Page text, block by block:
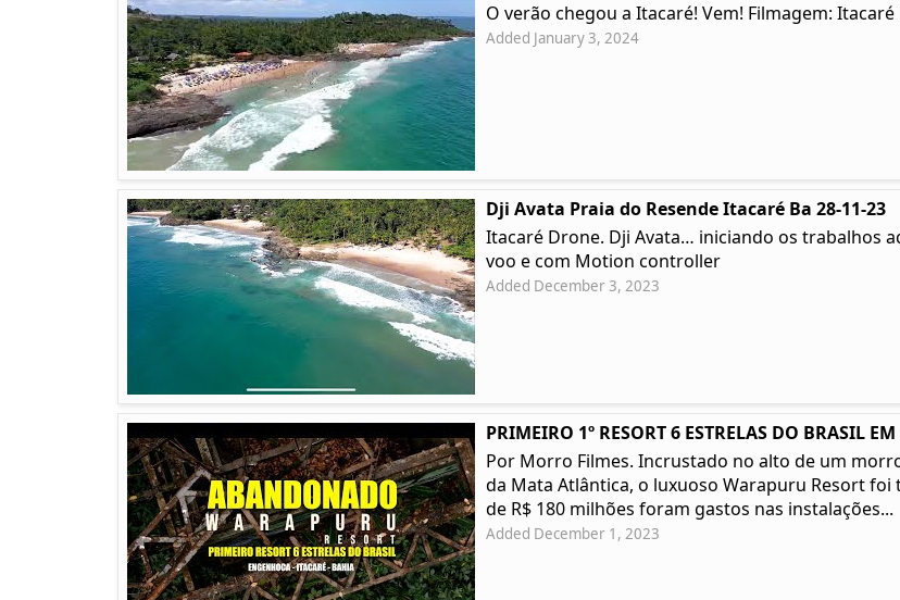
O verão chegou a Itacaré! Vem! Filmagem:
Added January 3, 2024
Dji Avata Praia do Resende Itacaré Ba 28-11-23
Itacaré Drone. Dji Avata… iniciando os trabalhos
voo e com Motion controller
Added December 3, 2023
PRIMEIRO 1º RESORT 6 ESTRELAS DO BRASIL
Por Morro Filmes. Incrustado no alto de um
da Mata Atlântica, o luxuoso Warapuru Resort
de R$ 180 milhões foram gastos nas instalações...
Added December 1, 2023